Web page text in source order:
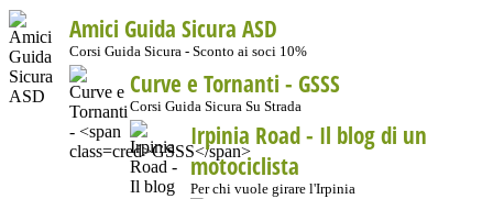
Amici Guida Sicura ASD
Corsi Guida Sicura - Sconto ai soci 10%
Curve e Tornanti - GSSS
Corsi Guida Sicura Su Strada
Irpinia Road - Il blog di un
motociclista
Per chi vuole girare l'Irpinia